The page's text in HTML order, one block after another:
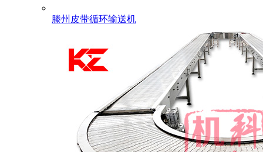
滕州皮带循环输送机